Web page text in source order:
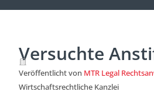
Versuchte
Veröffentlicht von MTR Legal
Wirtschaftsrechtliche Kanzlei